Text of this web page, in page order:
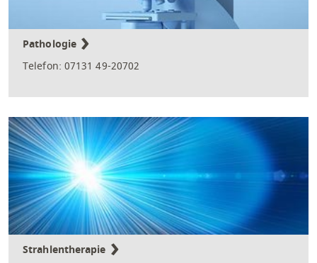
Pathologie
Telefon: 07131 49-20702
Strahlentherapie